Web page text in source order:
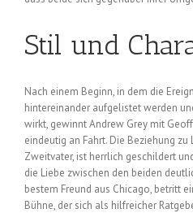
Stil und
Nach einem Beginn, in dem die
hintereinander aufgelistet werden
wirkt, gewinnt Andrew Grey mit
eindeutig an Fahrt. Die Beziehung zu
Zweitvater, ist herrlich geschildert
die Liebe zwischen den beiden
bestem Freund aus Chicago, betritt
Bühne, der sich als hilfreicher